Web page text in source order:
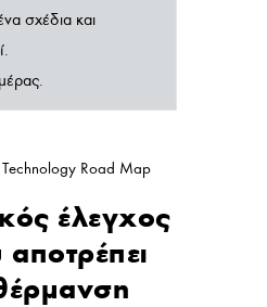
σχέδια και
Road Map
έλεγχος